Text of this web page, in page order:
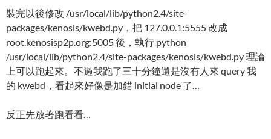
裝完以後修改 /usr/local/lib/python2.4/site-
packages/kenosis/kwebd.py，把 127.0.0.1:5555 改成
root.kenosisp2p.org:5005 後，執行 python
/usr/local/lib/python2.4/site-packages/kenosis/kwebd.py 理論
上可以跑起來。不過我跑了三十分鐘還是沒有人來 query 我
的 kwebd，看起來好像是加錯 initial node 了…
反正先放著跑看看…